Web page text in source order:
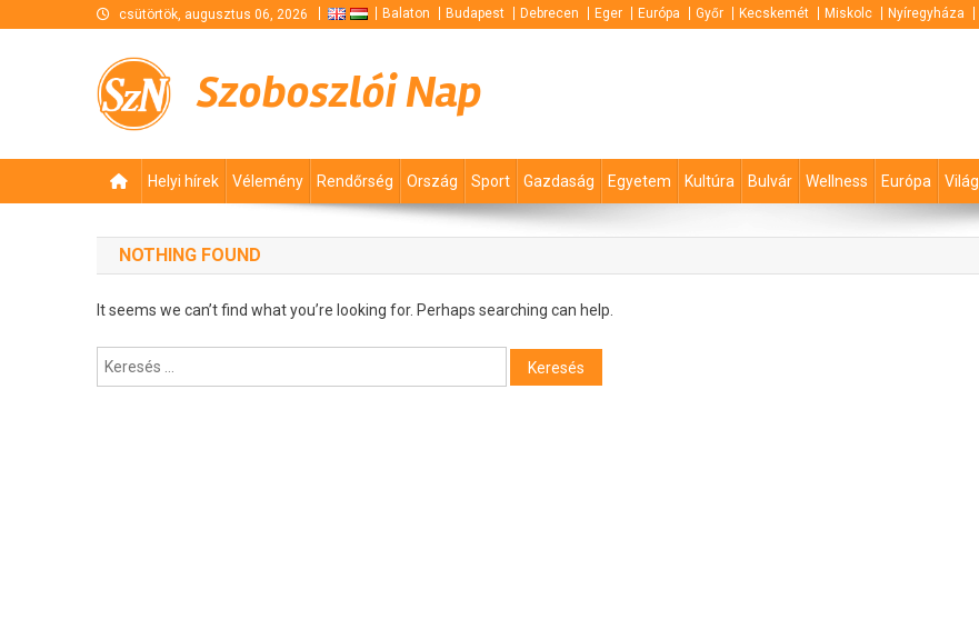
csütörtök, augusztus 06, 2026 Balaton Budapest Debrecen Eger Európa Győr Kecskemét Miskolc Nyíregyháza
Szoboszlói Nap
Helyi hírek Vélemény Rendőrség Ország Sport Gazdaság Egyetem Kultúra Bulvár Wellness Európa Világ
NOTHING FOUND
It seems we can’t find what you’re looking for. Perhaps searching can help.
Keresés: